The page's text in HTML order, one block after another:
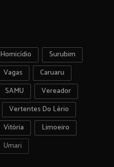
Homicídio
Surubim
Vagas
Caruaru
SAMU
Vereador
Vertentes Do Lério
Vitória
Limoeiro
Umari